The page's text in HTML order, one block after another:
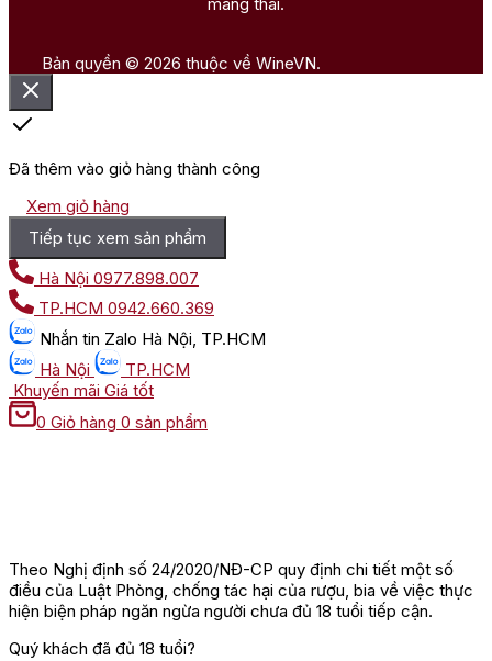
mang thai.
Bản quyền © 2026 thuộc về WineVN.
Đã thêm vào giỏ hàng thành công
Xem giỏ hàng
Tiếp tục xem sản phẩm
Hà Nội 0977.898.007
TP.HCM 0942.660.369
Nhắn tin Zalo Hà Nội, TP.HCM
Hà Nội
TP.HCM
Khuyến mãi Giá tốt
0 Giỏ hàng 0 sản phẩm
Theo Nghị định số 24/2020/NĐ-CP quy định chi tiết một số
điều của Luật Phòng, chống tác hại của rượu, bia về việc thực
hiện biện pháp ngăn ngừa người chưa đủ 18 tuổi tiếp cận.
Quý khách đã đủ 18 tuổi?